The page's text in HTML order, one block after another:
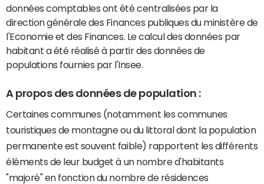
données comptables ont été centralisées par la
direction générale des Finances publiques du ministère de
l'Economie et des Finances. Le calcul des données par
habitant a été réalisé à partir des données de
populations fournies par l'Insee.
A propos des données de population :
Certaines communes (notamment les communes
touristiques de montagne ou du littoral dont la population
permanente est souvent faible) rapportent les différents
éléments de leur budget à un nombre d'habitants
"majoré" en fonction du nombre de résidences